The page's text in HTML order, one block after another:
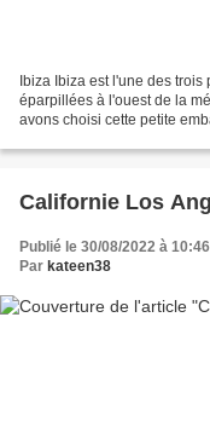
Ibiza Ibiza est l'une des
éparpillées à l'ouest de la
avons choisi cette petite
Californie Los
Publié le 30/08/2022 à 10:46
Par kateen38